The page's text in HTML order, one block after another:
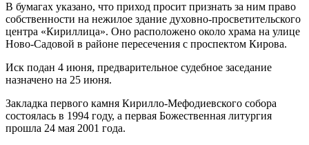
В бумагах указано, что приход просит признать за ним право
собственности на нежилое здание духовно-просветительского
центра «Кириллица». Оно расположено около храма на улице
Ново-Садовой в районе пересечения с проспектом Кирова.
Иск подан 4 июня, предварительное судебное заседание
назначено на 25 июня.
Закладка первого камня Кирилло-Мефодиевского собора
состоялась в 1994 году, а первая Божественная литургия
прошла 24 мая 2001 года.